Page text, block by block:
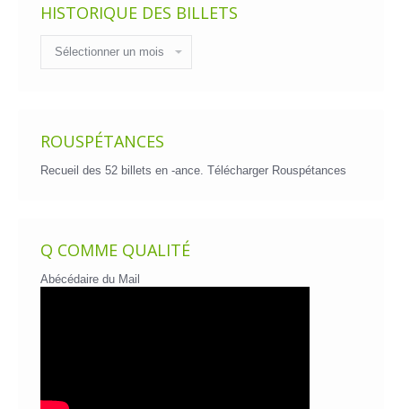
HISTORIQUE DES BILLETS
des
billets
ROUSPÉTANCES
Recueil des 52 billets en -ance. Télécharger Rouspétances
Q COMME QUALITÉ
Abécédaire du Mail